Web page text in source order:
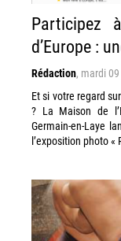
Participez
d’Europe :
Rédaction, mardi
Et si votre regard
? La Maison de
Germain-en-Laye
l’exposition photo